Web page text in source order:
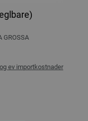
GROSSA
ev importkostnader